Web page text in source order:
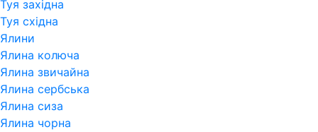
Туя західна
Туя східна
Ялини
Ялина колюча
Ялина звичайна
Ялина сербська
Ялина сиза
Ялина чорна